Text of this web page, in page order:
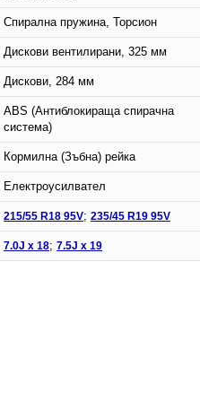
Спирална пружина, Торсион
Дискови вентилирани, 325 мм
Дискови, 284 мм
ABS (Антиблокираща спирачна
система)
Кормилна (Зъбна) рейка
Електроусилвател
215/55 R18 95V; 235/45 R19 95V
7.0J x 18; 7.5J x 19